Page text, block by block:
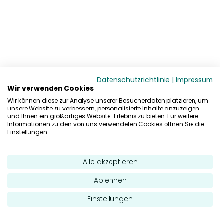
Datenschutzrichtlinie | Impressum
Wir verwenden Cookies
Wir können diese zur Analyse unserer Besucherdaten platzieren, um
unsere Website zu verbessern, personalisierte Inhalte anzuzeigen
und Ihnen ein großartiges Website-Erlebnis zu bieten. Für weitere
Informationen zu den von uns verwendeten Cookies öffnen Sie die
Einstellungen.
Alle akzeptieren
Ablehnen
Einstellungen